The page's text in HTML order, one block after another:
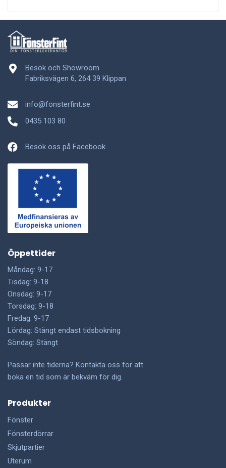
Besök och Showroom
Fabriksvägen 6, 264 39 Klippan
info@fonsterfint.se
0435 103 80
Besök oss på Facebook
Öppettider
Måndag: 9-17
Tisdag: 9-18
Onsdag: 9-17
Torsdag: 9-18
Fredag: 9-17
Lördag: Stängt endast tidsbokning
Söndag: Stängt
Passar inte tiderna? Kontakta oss för att
boka en tid som är bekväm för dig.
Produkter
Fönster
Fönsterdörrar
Skjutpartier
Uterum